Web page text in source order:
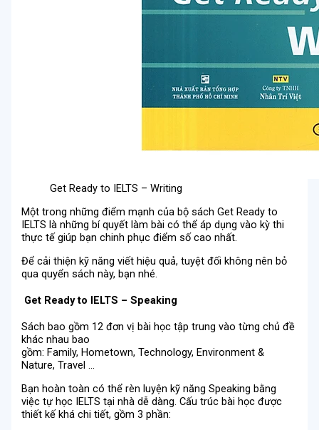
Get Ready to IELTS – Writing
Một trong những điểm mạnh của bộ sách Get Ready to
IELTS là những bí quyết làm bài có thể áp dụng vào kỳ thi
thực tế giúp bạn chinh phục điểm số cao nhất.
Để cải thiện kỹ năng viết hiệu quả, tuyệt đối không nên bỏ
qua quyển sách này, bạn nhé.
Get Ready to IELTS – Speaking
Sách bao gồm 12 đơn vị bài học tập trung vào từng chủ đề
khác nhau bao
gồm: Family, Hometown, Technology, Environment &
Nature, Travel …
Bạn hoàn toàn có thể rèn luyện kỹ năng Speaking bằng
việc tự học IELTS tại nhà dễ dàng. Cấu trúc bài học được
thiết kế khá chi tiết, gồm 3 phần: